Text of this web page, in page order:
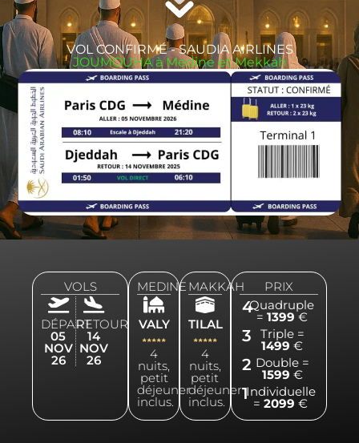
VOL CONFIRMÉ - SAUDIA AIRLINES
JOUMOUHA à Medine et Mekkah
VOLS
DÉPART
05
NOV
26
RETOUR
14
NOV
26
MEDINE
VALY
4
nuits,
petit
déjeuner
inclus.
MAKKAH
TILAL
4
nuits,
petit
déjeuner
inclus.
PRIX
4Quadruple
= 1399 €
3 Triple =
1499€
2 Double =
1599 €
1Individuelle
=2099€